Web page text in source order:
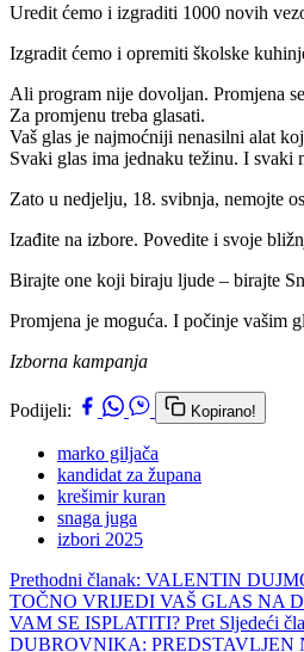
Uredit ćemo i izgraditi 1000 novih
Izgradit ćemo i opremiti školske
Ali program nije dovoljan. Promjena
Za promjenu treba glasati.
Vaš glas je najmoćniji nenasilni alat
Svaki glas ima jednaku težinu. I svaki
Zato u nedjelju, 18. svibnja, nemojte
Izađite na izbore. Povedite i svoje
Birajte one koji biraju ljude – birajte
Promjena je moguća. I počinje vašim
Izborna kampanja
Podijeli: Kopirano!
marko giljača
kandidat za župana
krešimir kuran
snaga juga
izbori 2025
Prethodni članak: VALENTIN
TOČNO VRIJEDI VAŠ GLAS NA
VAM SE ISPLATITI? Pret Sljedeći
DUBROVNIKA: